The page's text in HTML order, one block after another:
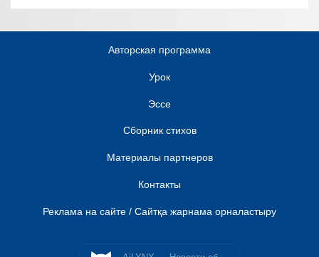
Авторская программа
Урок
Эссе
Сборник стихов
Материалы партнеров
Контакты
Реклама на сайте / Сайтқа жарнама орналастыру